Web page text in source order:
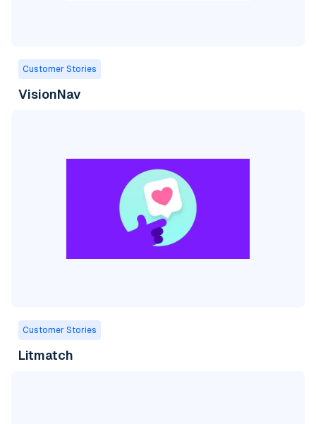
Customer Stories
VisionNav
Customer Stories
Litmatch